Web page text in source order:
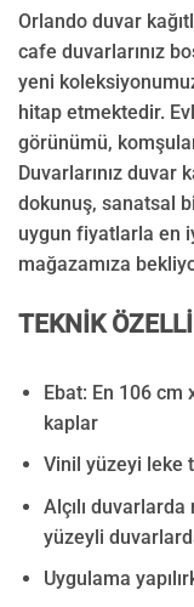
Orlando duvar
cafe duvarlarınız
yeni
hitap etmektedir.
görünümü,
Duvarlarınız duvar
dokunuş, sanatsal
uygun fiyatlarla en
mağazamıza
TEKNİK
Ebat: En 106 cm
kaplar
Vinil yüzeyi leke
Alçılı
yüzeyli
Uygulama